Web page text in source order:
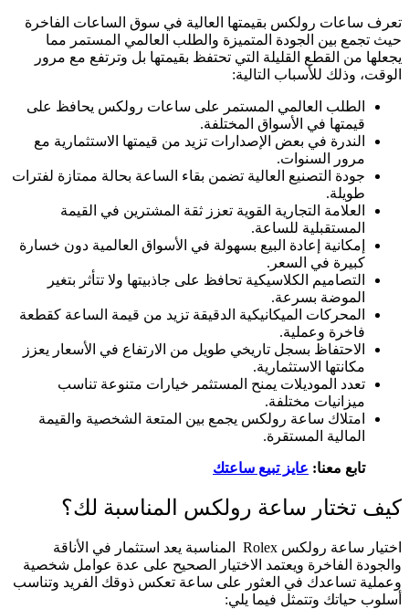
تعرف ساعات رولكس بقيمتها العالية في سوق الساعات الفاخرة
حيث تجمع بين الجودة المتميزة والطلب العالمي المستمر مما
يجعلها من القطع القليلة التي تحتفظ بقيمتها بل وترتفع مع مرور
الوقت، وذلك للأسباب التالية:
الطلب العالمي المستمر على ساعات رولكس يحافظ على
قيمتها في الأسواق المختلفة.
الندرة في بعض الإصدارات تزيد من قيمتها الاستثمارية مع
مرور السنوات.
جودة التصنيع العالية تضمن بقاء الساعة بحالة ممتازة لفترات
طويلة.
العلامة التجارية القوية تعزز ثقة المشترين في القيمة
المستقبلية للساعة.
إمكانية إعادة البيع بسهولة في الأسواق العالمية دون خسارة
كبيرة في السعر.
التصاميم الكلاسيكية تحافظ على جاذبيتها ولا تتأثر بتغير
الموضة بسرعة.
المحركات الميكانيكية الدقيقة تزيد من قيمة الساعة كقطعة
فاخرة وعملية.
الاحتفاظ بسجل تاريخي طويل من الارتفاع في الأسعار يعزز
مكانتها الاستثمارية.
تعدد الموديلات يمنح المستثمر خيارات متنوعة تناسب
ميزانيات مختلفة.
امتلاك ساعة رولكس يجمع بين المتعة الشخصية والقيمة
المالية المستقرة.
تابع معنا: عايز تبيع ساعتك
كيف تختار ساعة رولكس المناسبة لك؟
اختيار ساعة رولكس Rolex المناسبة يعد استثمار في الأناقة
والجودة الفاخرة ويعتمد الاختيار الصحيح على عدة عوامل شخصية
وعملية تساعدك في العثور على ساعة تعكس ذوقك الفريد وتناسب
أسلوب حياتك وتتمثل فيما يلي: